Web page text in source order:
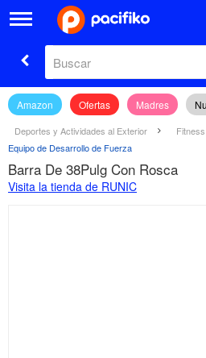
Amazon Ofertas Madres
Deportes y Actividades al Exterior
Fitness
Equipo de Desarrollo de Fuerza
Barra De 38Pulg Con Rosca
Visita la tienda de RUNIC